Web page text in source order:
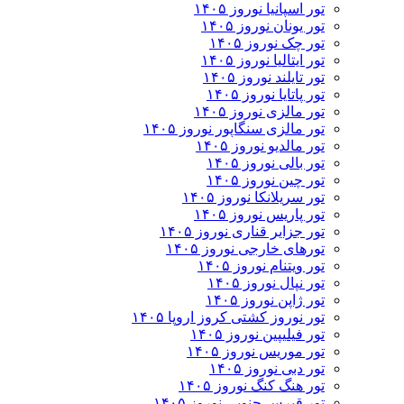
تور اسپانیا نوروز ۱۴۰۵
تور یونان نوروز ۱۴۰۵
تور چک نوروز ۱۴۰۵
تور ایتالیا نوروز ۱۴۰۵
تور تایلند نوروز ۱۴۰۵
تور پاتایا نوروز ۱۴۰۵
تور مالزی نوروز ۱۴۰۵
تور مالزی سنگاپور نوروز ۱۴۰۵
تور مالدیو نوروز ۱۴۰۵
تور بالی نوروز ۱۴۰۵
تور چين نوروز ۱۴۰۵
تور سریلانکا نوروز ۱۴۰۵
تور پاریس نوروز ۱۴۰۵
تور جزایر قناری نوروز ۱۴۰۵
تورهای خارجی نوروز ۱۴۰۵
تور ویتنام نوروز ۱۴۰۵
تور نپال نوروز ۱۴۰۵
تور ژاپن نوروز ۱۴۰۵
تور نوروز کشتی کروز اروپا ۱۴۰۵
تور فیلیپین نوروز ۱۴۰۵
تور موریس نوروز ۱۴۰۵
تور دبی نوروز ۱۴۰۵
تور هنگ کنگ نوروز ۱۴۰۵